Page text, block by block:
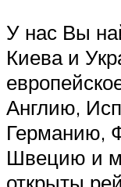
У нас Вы
Киева и
Англию,
Германию,
Швецию и
открыты